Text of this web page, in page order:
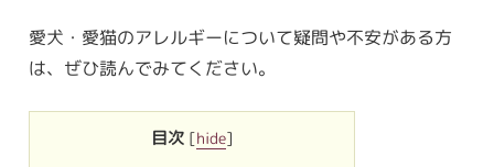
愛犬・愛猫のアレルギーについて疑問や不安がある方
は、ぜひ読んでみてください。
目次 [hide]